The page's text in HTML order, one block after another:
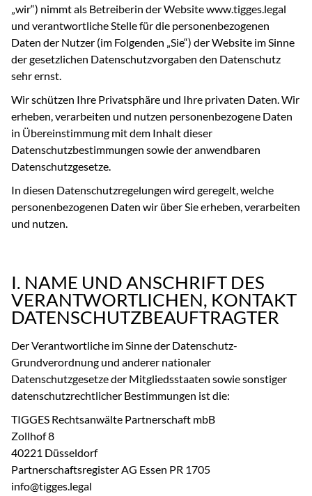
„wir“) nimmt als Betreiberin der Website www.tigges.legal
und verantwortliche Stelle für die personenbezogenen
Daten der Nutzer (im Folgenden „Sie“) der Website im Sinne
der gesetzlichen Datenschutzvorgaben den Datenschutz
sehr ernst.
Wir schützen Ihre Privatsphäre und Ihre privaten Daten. Wir
erheben, verarbeiten und nutzen personenbezogene Daten
in Übereinstimmung mit dem Inhalt dieser
Datenschutzbestimmungen sowie der anwendbaren
Datenschutzgesetze.
In diesen Datenschutzregelungen wird geregelt, welche
personenbezogenen Daten wir über Sie erheben, verarbeiten
und nutzen.
I. NAME UND ANSCHRIFT DES
VERANTWORTLICHEN, KONTAKT
DATENSCHUTZBEAUFTRAGTER
Der Verantwortliche im Sinne der Datenschutz-
Grundverordnung und anderer nationaler
Datenschutzgesetze der Mitgliedsstaaten sowie sonstiger
datenschutzrechtlicher Bestimmungen ist die:
TIGGES Rechtsanwälte Partnerschaft mbB
Zollhof 8
40221 Düsseldorf
Partnerschaftsregister AG Essen PR 1705
info@tigges.legal